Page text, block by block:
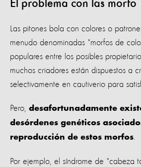
El problema con las morfo
Las pitones bola con colores o
menudo denominadas "morfos de
populares entre los posibles
muchos criadores están dispuestos a
selectivamente en cautiverio para
Pero, desafortunadamente
desórdenes genéticos
reproducción de estos morfos.
Por ejemplo, el síndrome de "cabeza